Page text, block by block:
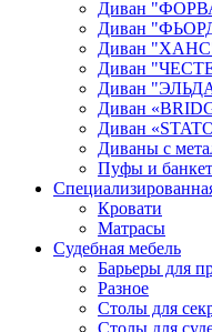
Диван
Диван
Диван
Диван
Диван
Диван
Диван
Диваны с
Пуфы и
Кровати
Матрасы
Судебная мебель
Барьеры для
Разное
Столы для